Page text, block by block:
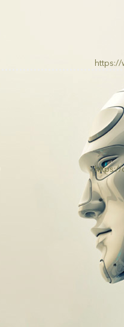
https://
https://